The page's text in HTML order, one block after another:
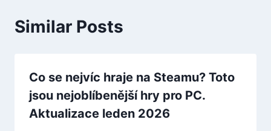
Similar Posts
Co se nejvíc hraje na Steamu? Toto
jsou nejoblíbenější hry pro PC.
Aktualizace leden 2026